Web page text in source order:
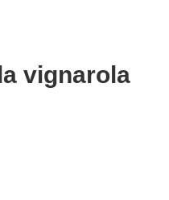
vignarola